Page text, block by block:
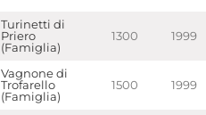
Turinetti di
Priero
(Famiglia)
1300 1999
Vagnone di
Trofarello
(Famiglia)
1500 1999